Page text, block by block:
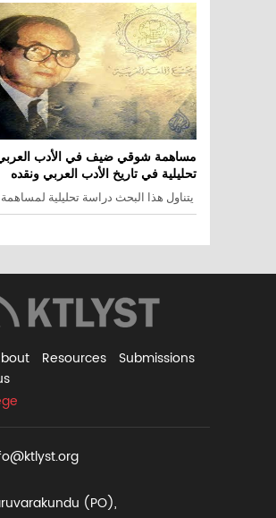
مساهمة شوقي ضيف في الأدب
تحليلية في تاريخ الأدب العربي ونقده
يتناول هذا البحث دراسة تحليلية
Resources
Submissions
(PO),